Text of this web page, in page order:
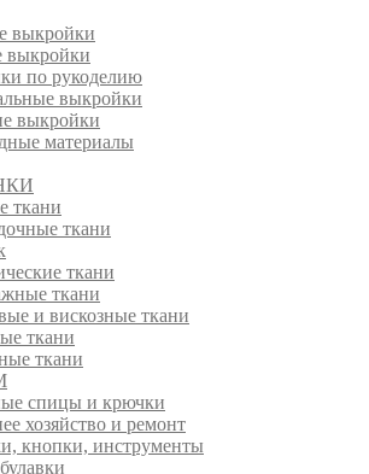
выкройки
выкройки
по рукоделию
выкройки
выкройки
материалы
ткани
ткани
ткани
ткани
и вискозные ткани
ткани
ткани
спицы и крючки
хозяйство и ремонт
кнопки, инструменты